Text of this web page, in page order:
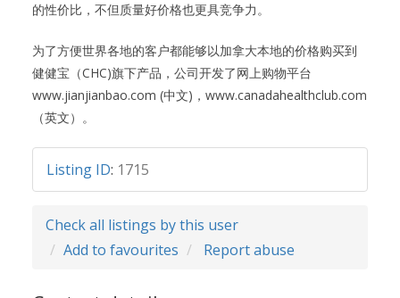
的性价比，不但质量好价格也更具竞争力。
为了方便世界各地的客户都能够以加拿大本地的价格购买到
健健宝（CHC)旗下产品，公司开发了网上购物平台
www.jianjianbao.com (中文)，www.canadahealthclub.com
（英文）。
Listing ID: 1715
Check all listings by this user
Add to favourites
Report abuse